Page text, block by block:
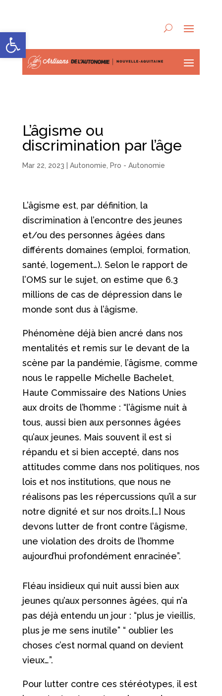
Ouvrir la barre d’outils
L’âgisme ou
discrimination par l’âge
Mar 22, 2023 Autonomie Pro - Autonomie
L’âgisme est, par définition, la
discrimination à l’encontre des jeunes
et/ou des personnes âgées dans
différents domaines (emploi, formation,
santé, logement…). Selon le rapport de
l’OMS sur le sujet, on estime que 6.3
millions de cas de dépression dans le
monde sont dus à l’âgisme.
Phénomène déjà bien ancré dans nos
mentalités et remis sur le devant de la
scène par la pandémie, l’âgisme, comme
nous le rappelle Michelle Bachelet,
Haute Commissaire des Nations Unies
aux droits de l’homme : “l’âgisme nuit à
tous, aussi bien aux personnes âgées
qu’aux jeunes. Mais souvent il est si
répandu et si bien accepté, dans nos
attitudes comme dans nos politiques, nos
lois et nos institutions, que nous ne
réalisons pas les répercussions qu’il a sur
notre dignité et sur nos droits.[…] Nous
devons lutter de front contre l’âgisme,
une violation des droits de l’homme
aujourd’hui profondément enracinée”.
Fléau insidieux qui nuit aussi bien aux
jeunes qu’aux personnes âgées, qui n’a
pas déjà entendu un jour : “plus je vieillis,
plus je me sens inutile” “ oublier les
choses c’est normal quand on devient
vieux…”.
Pour lutter contre ces stéréotypes, il est